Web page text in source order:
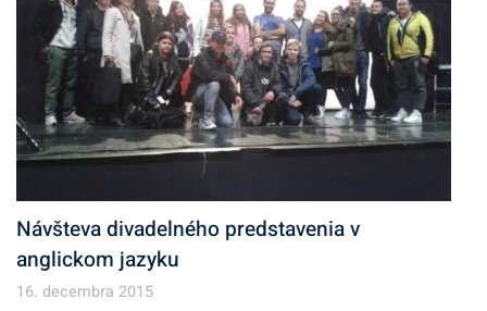
Návšteva divadelného predstavenia v
anglickom jazyku
16. decembra 2015